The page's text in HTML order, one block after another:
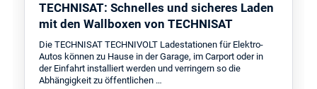
TECHNISAT: Schnelles und sicheres Laden
mit den Wallboxen von TECHNISAT
Die TECHNISAT TECHNIVOLT Ladestationen für Elektro-
Autos können zu Hause in der Garage, im Carport oder in
der Einfahrt installiert werden und verringern so die
Abhängigkeit zu öffentlichen …